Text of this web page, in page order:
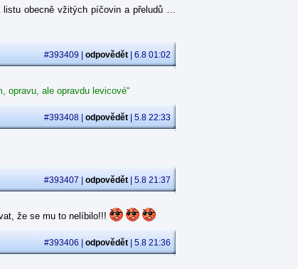
listu obecně vžitých píčovin a přeludů …
#393409 | odpovědět | 6.8 01:02
opravu, ale opravdu levicové“
#393408 | odpovědět | 5.8 22:33
#393407 | odpovědět | 5.8 21:37
že se mu to nelíbilo!!!
#393406 | odpovědět | 5.8 21:36